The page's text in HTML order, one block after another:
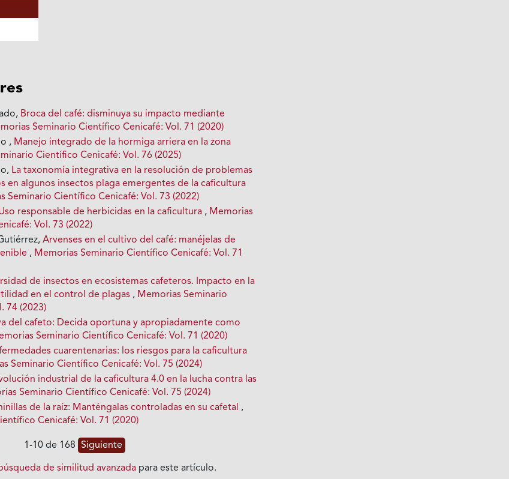
Broca del café: disminuya su impacto mediante
Seminario Científico Cenicafé: Vol. 71 (2020)
, Manejo integrado de la hormiga arriera en la zona
Científico Cenicafé: Vol. 76 (2025)
La taxonomía integrativa en la resolución de problemas
en algunos insectos plaga emergentes de la caficultura
Seminario Científico Cenicafé: Vol. 73 (2022)
responsable de herbicidas en la caficultura , Memorias
Vol. 73 (2022)
Arvenses en el cultivo del café: manéjelas de
, Memorias Seminario Científico Cenicafé: Vol. 71
de insectos en ecosistemas cafeteros. Impacto en la
en el control de plagas , Memorias Seminario
74 (2023)
del cafeto: Decida oportuna y apropiadamente como
Seminario Científico Cenicafé: Vol. 71 (2020)
cuarentenarias: los riesgos para la caficultura
Seminario Científico Cenicafé: Vol. 75 (2024)
industrial de la caficultura 4.0 en la lucha contra las
Seminario Científico Cenicafé: Vol. 75 (2024)
de la raíz: Manténgalas controladas en su cafetal ,
Cenicafé: Vol. 71 (2020)
1-10 de 168 Siguiente
de similitud avanzada para este artículo.